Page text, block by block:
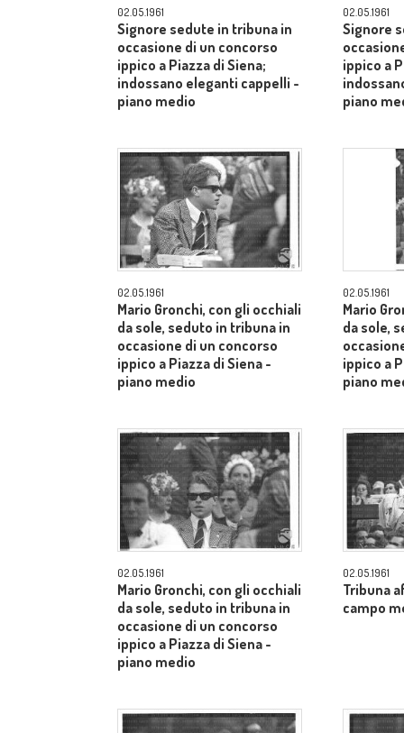
02.05.1961
Signore sedute in tribuna in
occasione di un concorso
ippico a Piazza di Siena;
indossano eleganti cappelli -
piano medio
02.05.1961
Signore
ippico a
piano
02.05.1961
Mario Gronchi, con gli occhiali
da sole, seduto in tribuna in
occasione di un concorso
ippico a Piazza di Siena -
piano medio
02.05.1961
Mario
da sole,
ippico a
piano
02.05.1961
Mario Gronchi, con gli occhiali
da sole, seduto in tribuna in
occasione di un concorso
ippico a Piazza di Siena -
piano medio
02.05.1961
Tribuna
campo